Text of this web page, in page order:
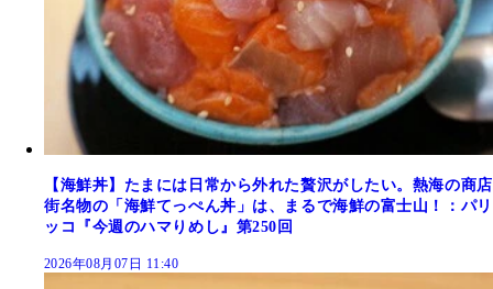
【海鮮丼】たまには日常から外れた贅沢がしたい。熱海の商店
街名物の「海鮮てっぺん丼」は、まるで海鮮の富士山！：パリ
ッコ『今週のハマりめし』第250回
2026年08月07日 11:40